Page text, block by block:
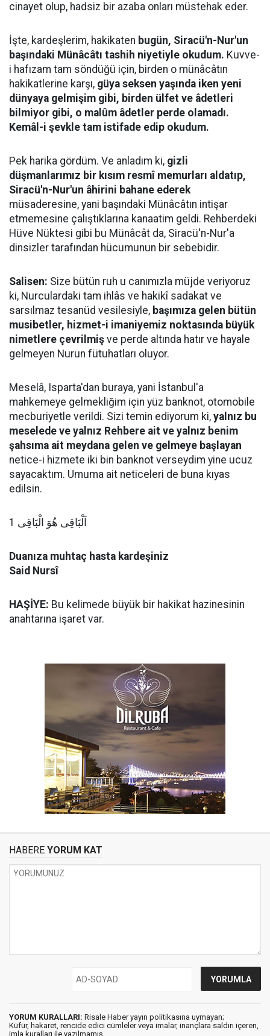
cinayet olup, hadsiz bir azaba onları müstehak eder.
İşte, kardeşlerim, hakikaten bugün, Siracü'n-Nur'un
başındaki Münâcâtı tashih niyetiyle okudum. Kuvve-
i hafızam tam söndüğü için, birden o münâcâtın
hakikatlerine karşı, güya seksen yaşında iken yeni
dünyaya gelmişim gibi, birden ülfet ve âdetleri
bilmiyor gibi, o malûm âdetler perde olamadı.
Kemâl-i şevkle tam istifade edip okudum.
Pek harika gördüm. Ve anladım ki, gizli
düşmanlarımız bir kısım resmî memurları aldatıp,
Siracü'n-Nur'un âhirini bahane ederek
müsaderesine, yani başındaki Münâcâtın intişar
etmemesine çalıştıklarına kanaatim geldi. Rehberdeki
Hüve Nüktesi gibi bu Münâcât da, Siracü'n-Nur'a
dinsizler tarafından hücumunun bir sebebidir.
Salisen: Size bütün ruh u canımızla müjde veriyoruz
ki, Nurculardaki tam ihlâs ve hakikî sadakat ve
sarsılmaz tesanüd vesilesiyle, başımıza gelen bütün
musibetler, hizmet-i imaniyemiz noktasında büyük
nimetlere çevrilmiş ve perde altında hatır ve hayale
gelmeyen Nurun fütuhatları oluyor.
Meselâ, Isparta'dan buraya, yani İstanbul'a
mahkemeye gelmekliğim için yüz banknot, otomobile
mecburiyetle verildi. Sizi temin ediyorum ki, yalnız bu
meselede ve yalnız Rehbere ait ve yalnız benim
şahsıma ait meydana gelen ve gelmeye başlayan
netice-i hizmete iki bin banknot verseydim yine ucuz
sayacaktım. Umuma ait neticeleri de buna kıyas
edilsin.
اَلْبَاقِى هُوَ الْبَاقِى 1
Duanıza muhtaç hasta kardeşiniz
Said Nursî
HAŞİYE: Bu kelimede büyük bir hakikat hazinesinin
anahtarına işaret var.
HABERE YORUM KAT
YORUM KURALLARI: Risale Haber yayın politikasına uymayan;
Küfür, hakaret, rencide edici cümleler veya imalar, inançlara saldırı içeren,
imla kuralları ile yazılmamış,